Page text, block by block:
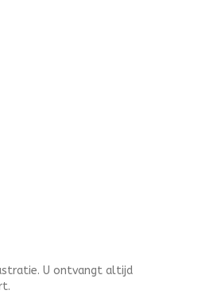
U ontvangt altijd